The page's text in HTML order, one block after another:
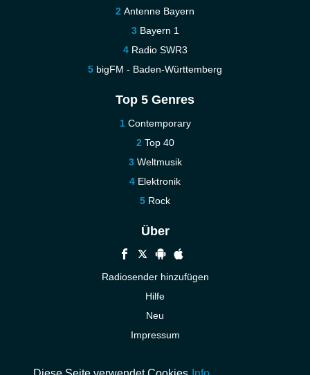
Antenne Bayern
Bayern 1
Radio SWR3
bigFM - Baden-Württemberg
Top 5 Genres
Contemporary
Top 40
Weltmusik
Elektronik
Rock
Über
Radiosender hinzufügen
Hilfe
Neu
Impressum